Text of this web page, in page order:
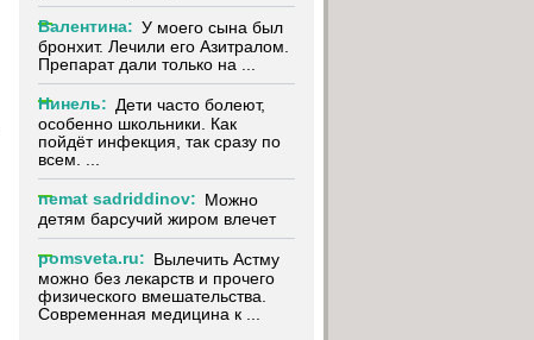
Валентина: У моего сына был
бронхит. Лечили его Азитралом.
Препарат дали только на ...
Нинель: Дети часто болеют,
особенно школьники. Как
пойдёт инфекция, так сразу по
всем. ...
nemat sadriddinov: Можно
детям барсучий жиром влечет
pomsveta.ru: Вылечить Астму
можно без лекарств и прочего
физического вмешательства.
Современная медицина к ...